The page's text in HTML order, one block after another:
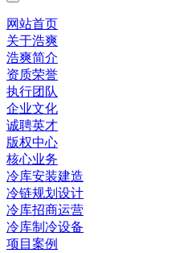
网站首页
关于浩爽
浩爽简介
资质荣誉
执行团队
企业文化
诚聘英才
版权中心
核心业务
冷库安装建造
冷链规划设计
冷库招商运营
冷库制冷设备
项目案例